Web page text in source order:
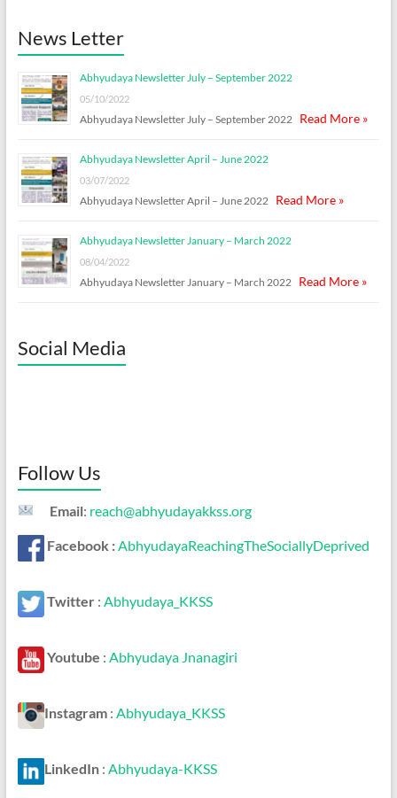
News Letter
Abhyudaya Newsletter July – September 2022
05/10/2022
Abhyudaya Newsletter July – September 2022 Read More »
Abhyudaya Newsletter April – June 2022
03/07/2022
Abhyudaya Newsletter April – June 2022 Read More »
Abhyudaya Newsletter January – March 2022
08/04/2022
Abhyudaya Newsletter January – March 2022 Read More »
Social Media
Follow Us
Email: reach@abhyudayakkss.org
Facebook :AbhyudayaReachingTheSociallyDeprived
Twitter: Abhyudaya_KKSS
Youtube : Abhyudaya Jnanagiri
Instagram: Abhyudaya_KKSS
LinkedIn: Abhyudaya-KKSS